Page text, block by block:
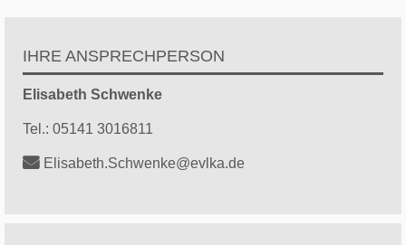
IHRE ANSPRECHPERSON
Elisabeth Schwenke
Tel.: 05141 3016811
Elisabeth.Schwenke@evlka.de